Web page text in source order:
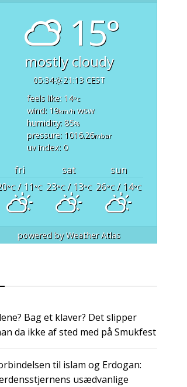
15°
mostly cloudy
05:34
21:13 CEST
feels like: 14°c
wind: 19km/hwsw
humidity: 85%
pressure: 1016.26mbar
uv index: 0
fri sat
sun
°C/ 11°C 23°C/ 13°C 26°C/ 14°C
powered byWeather Atlas
Bag et klaver? Det slipper
da ikke af sted med på Smukfest
til islam og Erdogan:
usædvanlige